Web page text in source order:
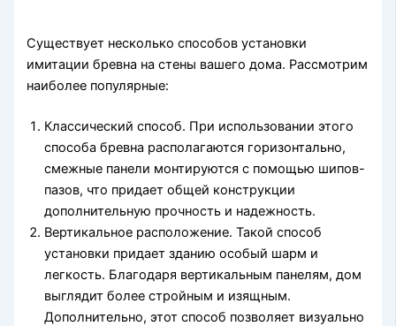
Существует несколько способов установки
имитации бревна на стены вашего дома. Рассмотрим
наиболее популярные:
Классический способ. При использовании этого
способа бревна располагаются горизонтально,
смежные панели монтируются с помощью шипов-
пазов, что придает общей конструкции
дополнительную прочность и надежность.
Вертикальное расположение. Такой способ
установки придает зданию особый шарм и
легкость. Благодаря вертикальным панелям, дом
выглядит более стройным и изящным.
Дополнительно, этот способ позволяет визуально